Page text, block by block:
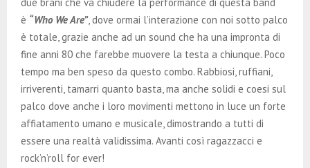
è “Who We Are”, dove ormai l’interazione con noi sotto palco
è totale, grazie anche ad un sound che ha una impronta di
fine anni 80 che farebbe muovere la testa a chiunque. Poco
tempo ma ben speso da questo combo. Rabbiosi, ruffiani,
irriverenti, tamarri quanto basta, ma anche solidi e coesi sul
palco dove anche i loro movimenti mettono in luce un forte
affiatamento umano e musicale, dimostrando a tutti di
essere una realtà validissima. Avanti così ragazzacci e
rock’n’roll for ever!